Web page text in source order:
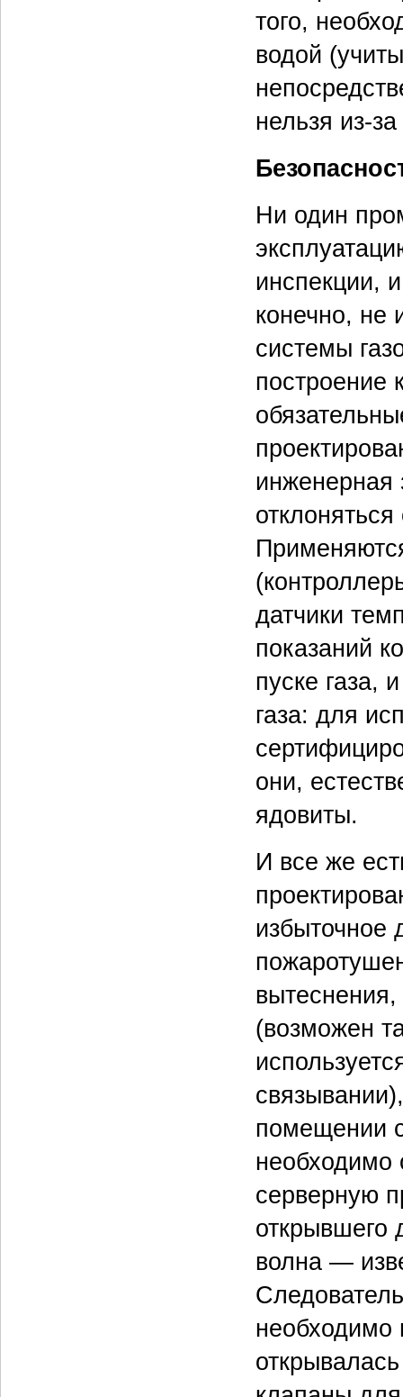
того,
водой
нельзя из-
Ни один
инспекции,
конечно, не
системы
построение
инженерная
датчики
показаний
пуске газа,
газа: для
они,
ядовиты.
И все же
избыточное
(возможен
помещении
необходимо
серверную
открывшего
волна —
необходимо